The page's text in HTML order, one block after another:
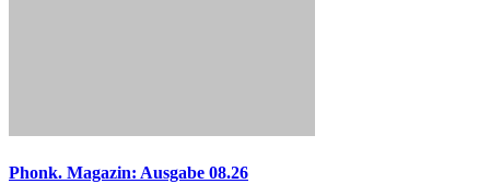
Phonk. Magazin: Ausgabe 08.26